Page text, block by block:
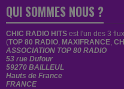
QUI SOMMES NOUS ?
CHIC RADIO HITS est l'un des 3
(TOP 80 RADIO, MAXIFRANCE,
ASSOCIATION TOP 80 RADIO
53 rue Dufour
59270 BAILLEUL
Hauts de France
FRANCE